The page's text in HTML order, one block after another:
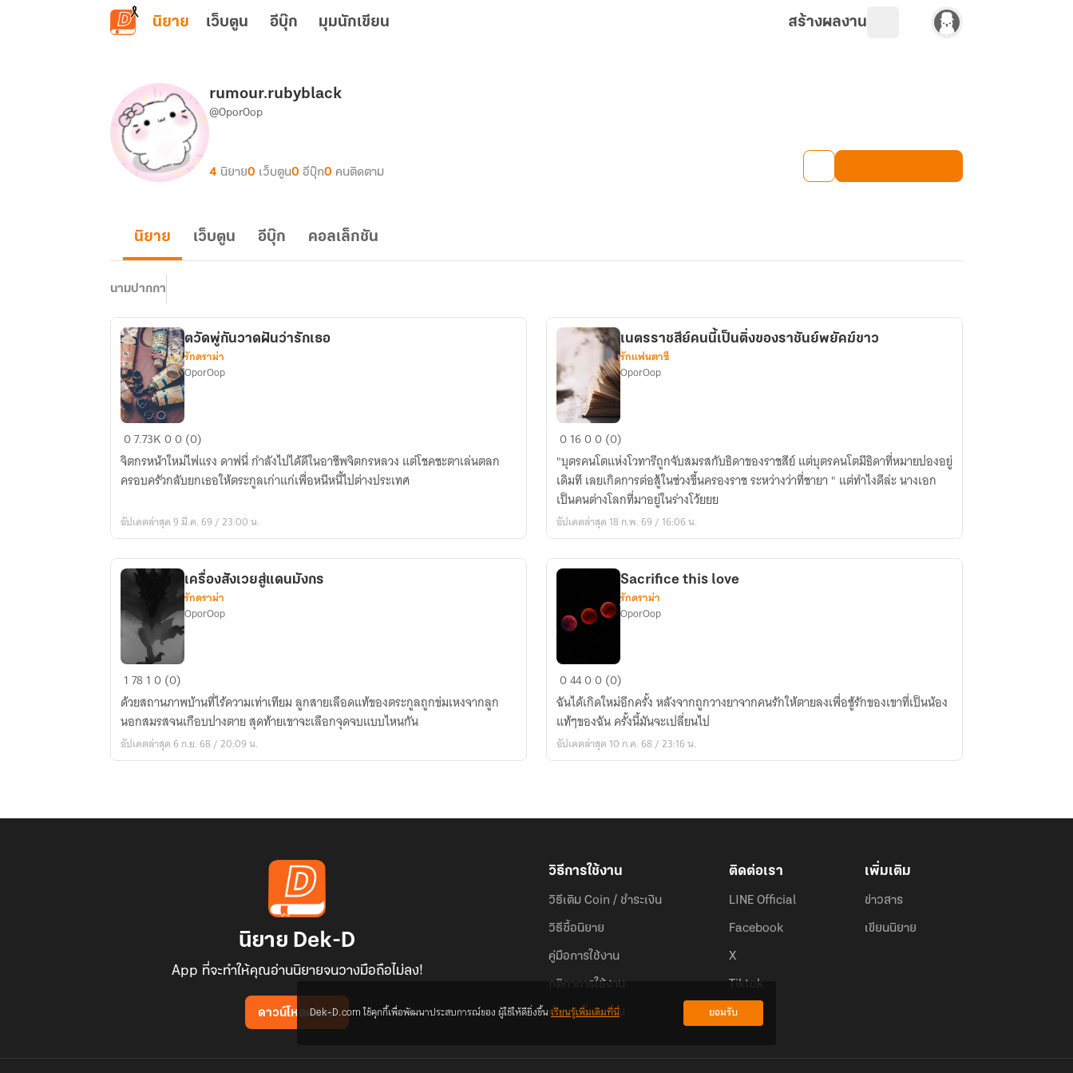
ข้ามไปยังเนื้อหาหลัก
นิยาย เว็บตูน อีบุ๊ก มุมนักเขียน สร้างผลงาน
rumour.rubyblack
@OporOop
4 นิยาย0 เว็บตูน0 อีบุ๊ก0 คนติดตาม
นิยาย เว็บตูน อีบุ๊ก คอลเล็กชัน
นามปากกา
ตวัด
พู่กัน
วาด
ฝัน
รัก
ตวัดพู่กันวาดฝันว่ารักเธอ
รักดราม่า
OporOop
07.73K00 (0)
จิตกรหน้าใหม่ไฟแรง ดาฟนี่ กำลังไปได้ดีในอาชีพจิตกรหลวง แต่โชคชะตาเล่นตลก
ครอบครัวกลับยกเธอให้ตระกูลเก่าแก่เพื่อหนีหนี้ไปต่างประเทศ
อัปเดตล่าสุด 9 มี.ค. 69 / 23:00 น.
เนตร
สีย์
คน
นี้
เป็น
ของ
พยัคฆ์
ขาว
เนตรราชสีย์คนนี้เป็นติ่งของราชันย์พยัคฆ์ขาว
รักแฟนตาซี
OporOop
01600 (0)
"บุตรคนโตแห่งโวทารีถูกจับสมรสกับธิดาของราชสีย์ แต่บุตรคนโตมีธิดาที่หมายปองอยู่
เดิมที เลยเกิดการต่อสู้ในช่วงขึ้นครองราช ระหว่างว่าที่ชายา " แต่ทำไงดีล่ะ นางเอก
เป็นคนต่างโลกที่มาอยู่ในร่างโว้ยยย
อัปเดตล่าสุด 18 ก.พ. 69 / 16:06 น.
เครื่อง
สังเวย
สู่
แดน
มังกร
เครื่องสังเวยสู่แดนมังกร
รักดราม่า
OporOop
17810 (0)
ด้วยสถานภาพบ้านที่ไร้ความเท่าเทียม ลูกสายเลือดแท้ของตระกูลถูกข่มเหงจากลูก
นอกสมรสจนเกือบปางตาย สุดท้ายเขาจะเลือกจุดจบแบบไหนกัน
อัปเดตล่าสุด 6 ก.ย. 68 / 20:09 น.
Sacrifice
this
love
Sacrifice this love
รักดราม่า
OporOop
04400 (0)
ฉันได้เกิดใหม่อีกครั้ง หลังจากถูกวางยาจากคนรักให้ตายลงเพื่อชู้รักของเขาที่เป็นน้อง
แท้ๆของฉัน ครั้งนี้มันจะเปลี่ยนไป
อัปเดตล่าสุด 10 ก.ค. 68 / 23:16 น.
นิยาย Dek-D
App ที่จะทำให้คุณอ่านนิยายจนวางมือถือไม่ลง!
ดาวน์โหลดแอป
วิธีการใช้งาน
วิธีเติม Coin / ชำระเงิน
วิธีซื้อนิยาย
คู่มือการใช้งาน
กติกาการใช้งาน
คำถามที่พบบ่อย
ติดต่อเรา
LINE Official
Facebook
X
Tiktok
เพิ่มเติม
ข่าวสาร
เขียนนิยาย
Dek-D.com ใช้คุกกี้เพื่อพัฒนาประสบการณ์ของ ผู้ใช้ให้ดียิ่งขึ้นเรียนรู้เพิ่มเติมที่นี่ ยอมรับ